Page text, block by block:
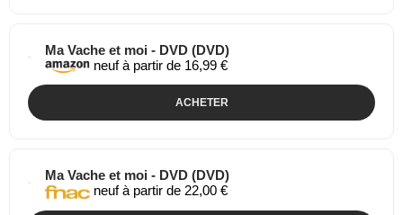
Ma Vache et moi - DVD (DVD)
neuf à partir de 16,99 €
ACHETER
Ma Vache et moi - DVD (DVD)
neuf à partir de 22,00 €